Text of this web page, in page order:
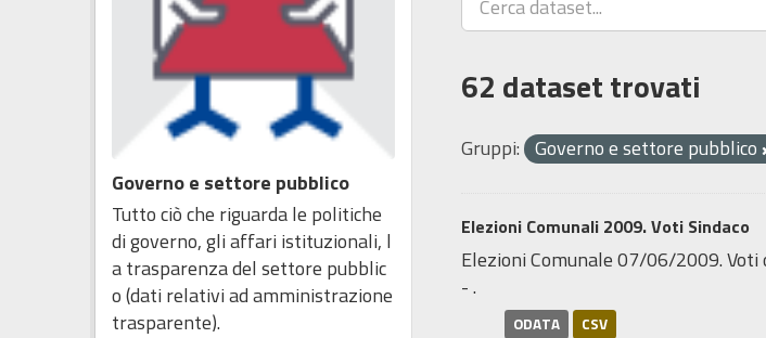
Governo e settore pubblico
Tutto ciò che riguarda le politiche
di governo, gli affari istituzionali, l
a trasparenza del settore pubblic
o (dati relativi ad amministrazione
trasparente).
62 dataset trovati
Gruppi: Governo e settore pubblico
Elezioni Comunali 2009. Voti Sindaco
Elezioni Comunale 07/06/2009.
- .
ODATA CSV